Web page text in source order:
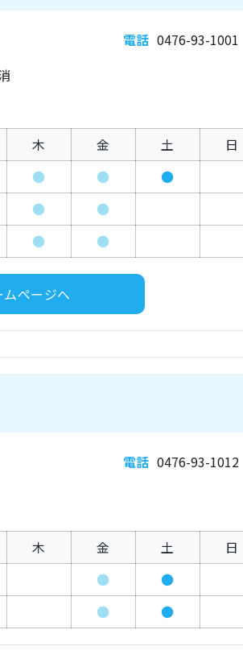
電話 0476-93-1001
木 金 土 日
● ● ●
● ●
● ●
ムページへ
電話 0476-93-1012
木 金 土 日
● ●
● ●